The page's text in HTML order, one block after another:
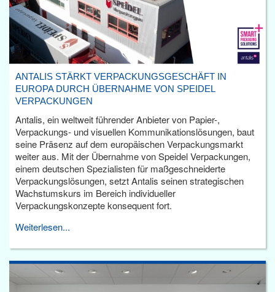
ANTALIS STÄRKT VERPACKUNGSGESCHÄFT IN
EUROPA DURCH ÜBERNAHME VON SPEIDEL
VERPACKUNGEN
Antalis, ein weltweit führender Anbieter von Papier-,
Verpackungs- und visuellen Kommunikationslösungen, baut
seine Präsenz auf dem europäischen Verpackungsmarkt
weiter aus. Mit der Übernahme von Speidel Verpackungen,
einem deutschen Spezialisten für maßgeschneiderte
Verpackungslösungen, setzt Antalis seinen strategischen
Wachstumskurs im Bereich individueller
Verpackungskonzepte konsequent fort.
Weiterlesen...